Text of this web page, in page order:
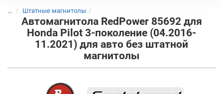
... Штатные магнитолы
Автомагнитола RedPower 85692 для
Honda Pilot 3-поколение (04.2016-
11.2021) для авто без штатной
магнитолы